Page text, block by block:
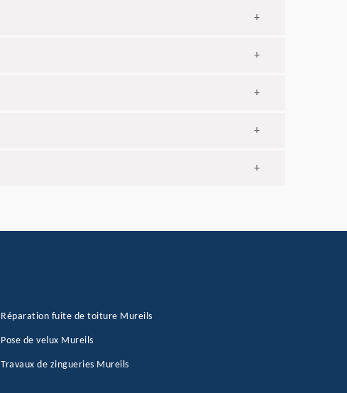
+
+
+
+
+
Réparation fuite de toiture Mureils
Pose de velux Mureils
Travaux de zingueries Mureils